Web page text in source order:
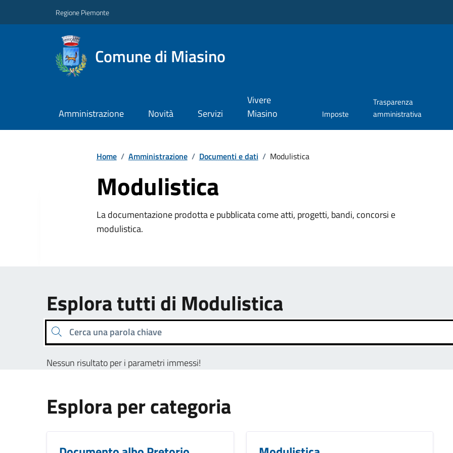
Regione Piemonte
Comune di Miasino
Amministrazione Novità Servizi
Vivere
Miasino
Imposte
Trasparenza
amministrativa
Home / Amministrazione / Documenti e dati / Modulistica
Modulistica
La documentazione prodotta e pubblicata come atti, progetti, bandi, concorsi e
modulistica.
Esplora tutti di Modulistica
Cerca una parola chiave
Nessun risultato per i parametri immessi!
Esplora per categoria